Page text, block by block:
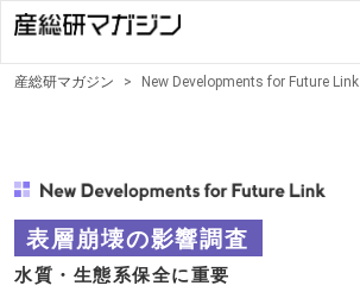
産総研マガジン > New Developments for Future Link
表層崩壊の影響調査
水質・生態系保全に重要